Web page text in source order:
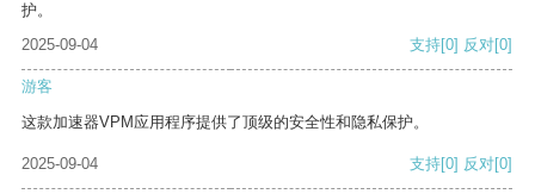
护。
2025-09-04
支持[0] 反对[0]
游客
这款加速器VPM应用程序提供了顶级的安全性和隐私保护。
2025-09-04 支持[0] 反对[0]